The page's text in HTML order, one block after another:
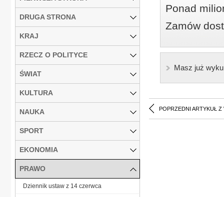
Ponad
Zamów
Masz już
POPRZEDNI ARTYKUŁ Z
DRUGA STRONA
KRAJ
RZECZ O POLITYCE
ŚWIAT
KULTURA
NAUKA
SPORT
EKONOMIA
PRAWO
Dziennik ustaw z 14 czerwca